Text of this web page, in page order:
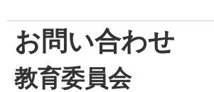
お問い合わせ
教育委員会